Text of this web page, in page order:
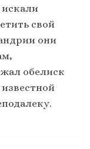
свой
они
обелиск